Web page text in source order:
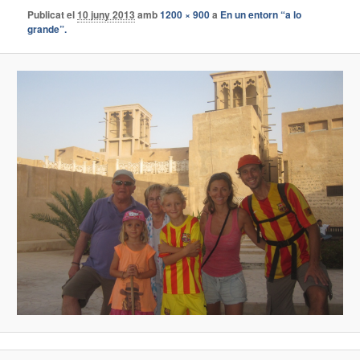
Publicat el10 juny 2013 amb1200 × 900a En un entorn “a lo
grande”.